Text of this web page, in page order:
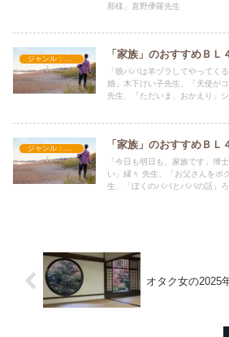
那様」直野儚羅先生
「家族」のおすすめＢ
「狼パパは羊ヅラしてやってく
婚」木下けい子先生、「天使が
先生、「ただいま、おかえり」
ジャンル：家族 「家族」のおすすめＢ
「今日も明日も、家族です」博
い」縁々 先生、「お父さんをボ
生、「ぼくのパパとパパの話」
オタク女の2025